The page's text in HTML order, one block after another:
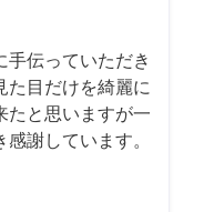
手伝っていただき
た目だけを綺麗に
たと思いますが一
謝しています。